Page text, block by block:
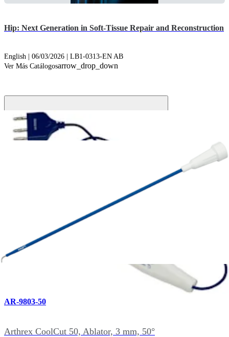
Hip: Next Generation in Soft-Tissue Repair and Reconstruction
English | 06/03/2026 | LB1-0313-EN AB
Ver Más Catálogosarrow_drop_down
CoolCut™ Radio Frequency Ablation (7)
Arthrex CoolCut 50, Aspirating Ablator, 3 mm, 50°
AR-9803-50
Arthrex CoolCut 50, Ablator, 3 mm, 50°